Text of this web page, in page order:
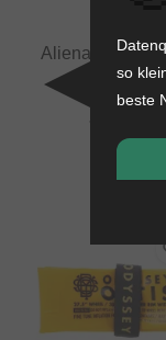
Alienation
BMX
0.42 kg
so
beste